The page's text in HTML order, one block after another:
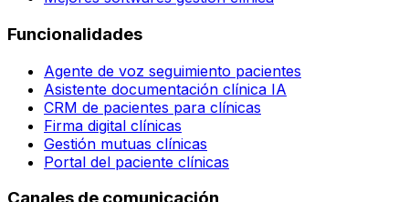
Funcionalidades
Agente de voz seguimiento pacientes
Asistente documentación clínica IA
CRM de pacientes para clínicas
Firma digital clínicas
Gestión mutuas clínicas
Portal del paciente clínicas